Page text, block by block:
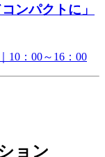
ンパクトに」
10：00～16：00
ョン